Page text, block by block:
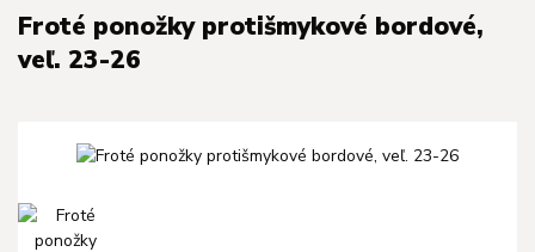
Froté ponožky protišmykové bordové,
veľ. 23-26